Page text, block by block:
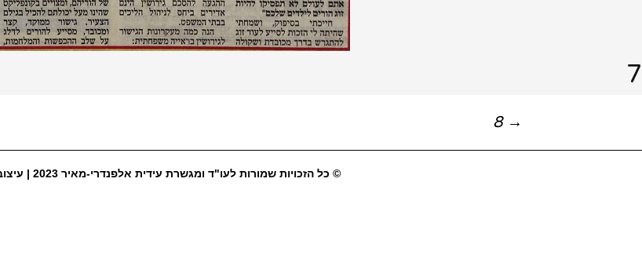
7
בפוסטים
→
8
© כל הזכויות שמורות לעו"ד ומגשרת עידית אלפנדרי-מאיר 2023 |